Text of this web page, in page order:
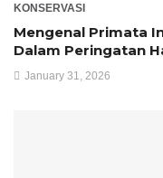
KONSERVASI
Mengenal Primata
Dalam Peringatan
January 31, 2026